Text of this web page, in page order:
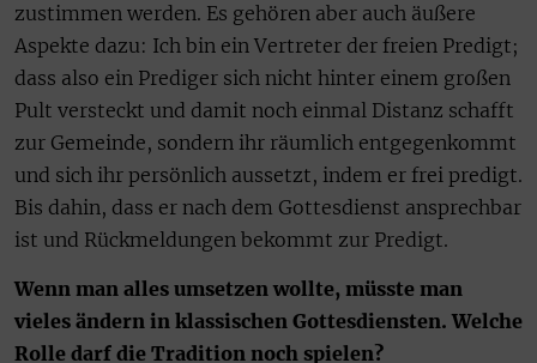
zustimmen werden. Es gehören aber auch äußere
Aspekte dazu: Ich bin ein Vertreter der freien Predigt;
dass also ein Prediger sich nicht hinter einem großen
Pult versteckt und damit noch einmal Distanz schafft
zur Gemeinde, sondern ihr räumlich entgegenkommt
und sich ihr persönlich aussetzt, indem er frei predigt.
Bis dahin, dass er nach dem Gottesdienst ansprechbar
ist und Rückmeldungen bekommt zur Predigt.
Wenn man alles umsetzen wollte, müsste man
vieles ändern in klassischen Gottesdiensten. Welche
Rolle darf die Tradition noch spielen?